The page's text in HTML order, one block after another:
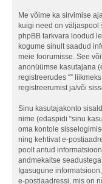
Me võime ka sirvimise
kuigi need on väljaspool
phpBB tarkvara loodud
kogume sinult saadud
meie foorumisse. See
anonüümse kasutajana
registreerudes “”
registreerumist ja/või
Sinu kasutajakonto
nime (edaspidi “sinu
oma kontole
ning kehtivat e-
poolt antud
andmekaitse
Igasugune
e-postiaadressi, mis on